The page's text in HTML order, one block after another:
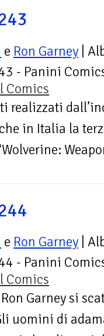
e Ron Garney |
- Panini
Comics
realizzati
in Italia la
e Ron Garney |
- Panini
Comics
Garney si
uomini di